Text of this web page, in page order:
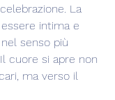
La
intima e
senso più
cuore si apre non
ma verso il